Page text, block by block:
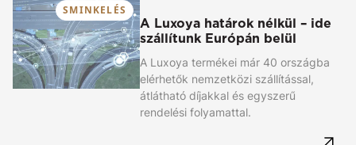
SMINKELÉS
A Luxoya határok nélkül – ide
szállítunk Európán belül
A Luxoya termékei már 40 országba
elérhetők nemzetközi szállítással,
átlátható díjakkal és egyszerű
rendelési folyamattal.